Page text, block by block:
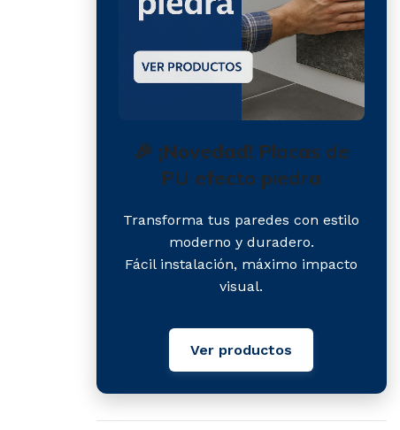
🎉 ¡Novedad! Placas de
PU efecto piedra
Transforma tus paredes con estilo
moderno y duradero.
Fácil instalación, máximo impacto
visual.
Ver productos